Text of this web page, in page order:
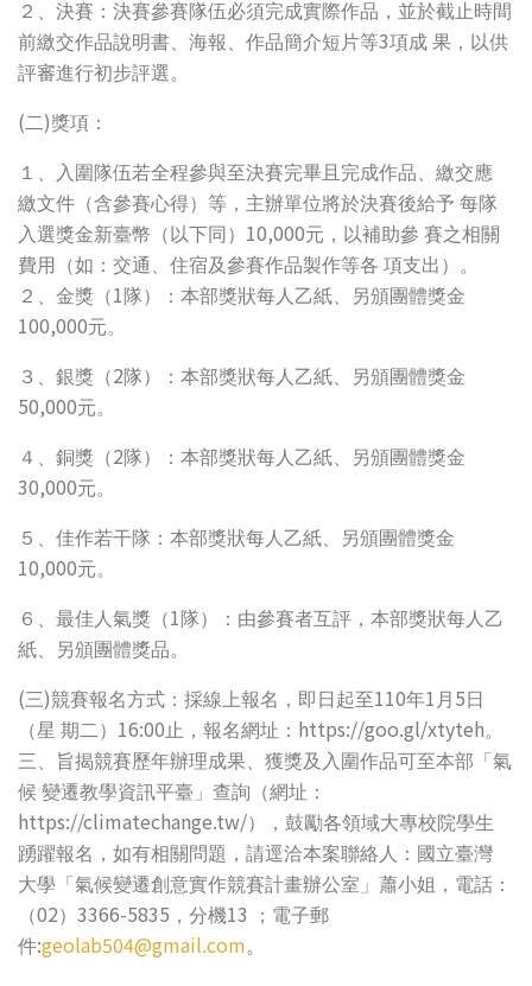
２、決賽：決賽參賽隊伍必須完成實際作品，並於截止時間
前繳交作品說明書、海報、作品簡介短片等3項成 果，以供
評審進行初步評選。
(二)獎項：
１、入圍隊伍若全程參與至決賽完畢且完成作品、繳交應
繳文件（含參賽心得）等，主辦單位將於決賽後給予 每隊
入選獎金新臺幣（以下同） 10,000元，以補助參 賽之相關
費用（如：交通、住宿及參賽作品製作等各 項支出）。
２、金獎（1 隊）：本部獎狀每人乙紙、另頒團體獎金
100,000元。
３、銀獎（2隊）：本部獎狀每人乙紙、另頒團體獎金
50,000元。
４、銅獎（2隊）：本部獎狀每人乙紙、另頒團體獎金
30,000元。
５、佳作若干隊：本部獎狀每人乙紙、另頒團體獎金
10,000元。
６、最佳人氣獎（1 隊）：由參賽者互評，本部獎狀每人乙
紙、另頒團體獎品。
(三)競賽報名方式：採線上報名，即日起至110年1 月 5 日
（星 期二） 16:00 止，報名網址： https://goo.gl/xtyteh。
三、旨揭競賽歷年辦理成果、獲獎及入圍作品可至本部「氣
候 變遷教學資訊平臺」查詢（網址：
https://climatechange.tw/），鼓勵各領域大專校院學生
踴躍報名，如有相關問題，請逕洽本案聯絡人：國立臺灣
大學「氣候變遷創意實作競賽計畫辦公室」蕭小姐，電話：
（02） 3366-5835 ，分機13
；電子郵
件:geolab504@gmail.com。